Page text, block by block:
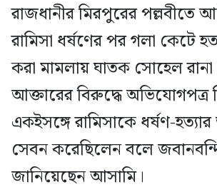
রাজধানীর মিরপুরের পল্লবীতে
রামিসা ধর্ষণের পর গলা কেটে
করা মামলায় ঘাতক সোহেল রানা ও
আক্তারের বিরুদ্ধে অভিযোগপত্র
একইসঙ্গে রামিসাকে ধর্ষণ-
সেবন করেছিলেন বলে
জানিয়েছেন আসামি।